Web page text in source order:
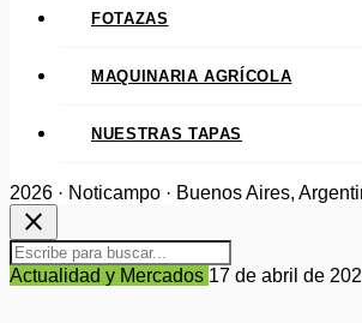
FOTAZAS
MAQUINARIA AGRÍCOLA
NUESTRAS TAPAS
2026 · Noticampo · Buenos Aires,
close
Actualidad y Mercados 17 de abril de